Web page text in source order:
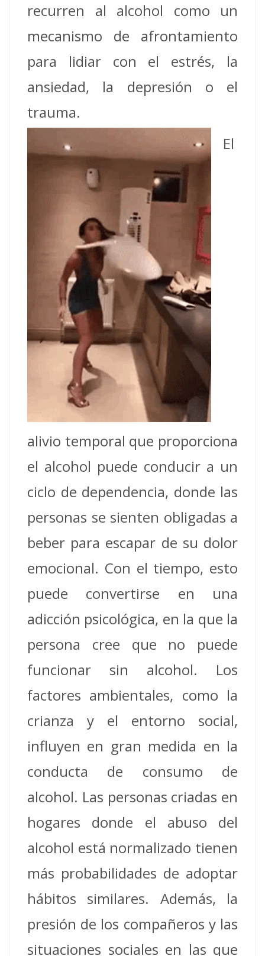
recurren al alcohol como un
mecanismo de afrontamiento
para lidiar con el estrés, la
ansiedad, la depresión o el
trauma.
El
alivio temporal que proporciona
el alcohol puede conducir a un
ciclo de dependencia, donde las
personas se sienten obligadas a
beber para escapar de su dolor
emocional. Con el tiempo, esto
puede convertirse en una
adicción psicológica, en la que la
persona cree que no puede
funcionar sin alcohol. Los
factores ambientales, como la
crianza y el entorno social,
influyen en gran medida en la
conducta de consumo de
alcohol. Las personas criadas en
hogares donde el abuso del
alcohol está normalizado tienen
más probabilidades de adoptar
hábitos similares.
Además, la
presión de los compañeros y las
situaciones sociales en las que